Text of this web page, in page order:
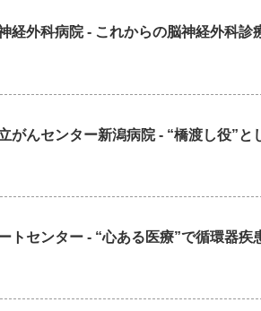
経外科病院 - これからの脳神経外科
がんセンター新潟病院 - “橋渡し役”
トセンター - “心ある医療”で循環器疾